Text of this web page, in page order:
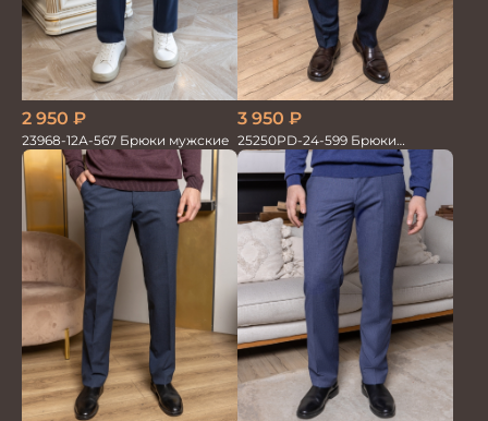
2 950 ₽
23968-12А-567 Брюки мужские
3 950 ₽
25250PD-24-599 Брюки
мужские